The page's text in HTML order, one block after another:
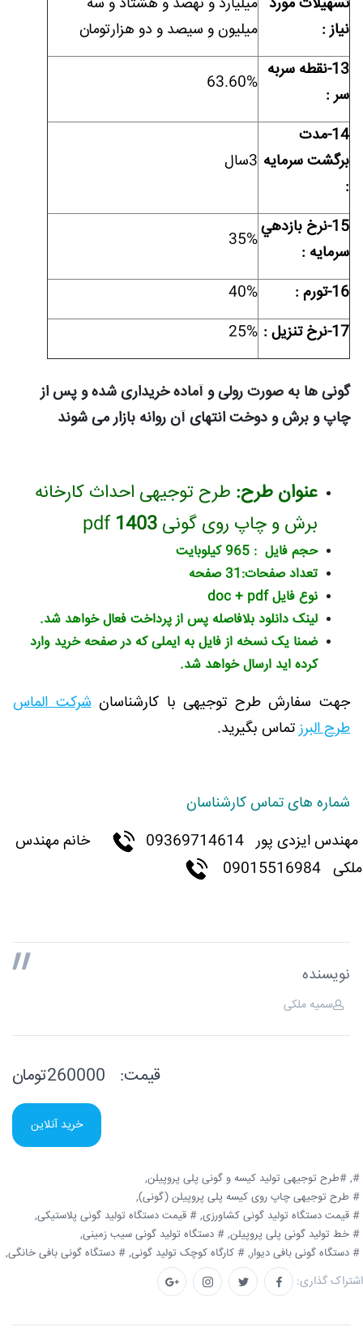
نياز :
میلیون و سیصد و دو هزارتومان
13-نقطه سربه
سر :
63.60%
14-مدت
برگشت سرمايه
:
3سال
15-نرخ بازدهي
سرمايه :
35%
16-تورم :
40%
17-نرخ تنزیل :
25%
گونی ها به صورت رولی و آماده خریداری شده و پس از
چاپ و برش و دوخت انتهای آن روانه بازار می شوند
عنوان طرح: طرح توجیهی احداث کارخانه
برش و چاپ روی گونی pdf 1403
حجم فایل : 965 کیلوبایت
تعداد صفحات:31 صفحه
نوع فایل doc + pdf
لینک دانلود بلافاصله پس از پرداخت فعال خواهد شد.
ضمنا یک نسخه از فایل به ایملی که در صفحه خرید وارد
کرده اید ارسال خواهد شد.
جهت سفارش طرح توجیهی با کارشناسانشرکت الماس
طرح البرزتماس بگیرید.
شماره های تماس کارشناسان
مهندس ایزدی پور 09369714614
خانم مهندس
ملکی 09015516984
نویسنده
سمیه ملکی
قیمت:
خرید آنلاین
#, #طرح توجیهی تولید کیسه و گونی پلی پروپیلن,
# طرح توجیهی چاپ روی کیسه پلی پروپیلن (گونی),
# قیمت دستگاه تولید گونی کشاورزی, # قیمت دستگاه تولید گونی پلاستیکی,
# خط تولید گونی پلی پروپیلن, # دستگاه تولید گونی سیب زمینی,
# دستگاه گونی بافی دیوار, # کارگاه کوچک تولید گونی, # دستگاه گونی بافی خانگی,
اشتراک گذاری: